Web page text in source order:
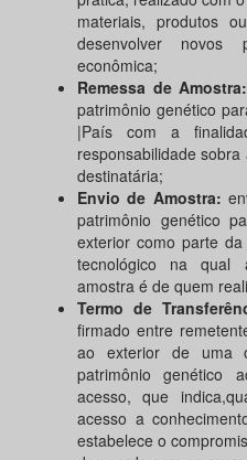
materiais, produtos
desenvolver novos
econômica;
Remessa de Amostra:
patrimônio genético
|País com a
responsabilidade
destinatária;
Envio de Amostra:
patrimônio genético
exterior como parte
tecnológico na qual
amostra é de quem
Termo de
firmado entre
ao exterior de uma
patrimônio genético
acesso, que
acesso a
estabelece o